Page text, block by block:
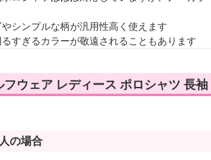
シンプルな柄が汎用性高く使えます
すぎるカラーが敬遠されることもあります
ウェア レディース ポロシャツ 長袖
の場合